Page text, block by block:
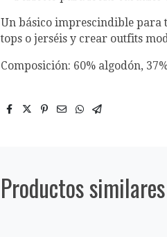
Un básico imprescindible para
tops o jerséis y crear outfits
Composición: 60% algodón,
Productos similares